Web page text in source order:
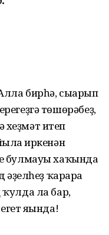
бирһә, сығарып
төшөрәбеҙ,
хеҙмәт итеп
иркенән
булмауы хаҡында
ҡарарға
ҡулда ла бар,
яғында!